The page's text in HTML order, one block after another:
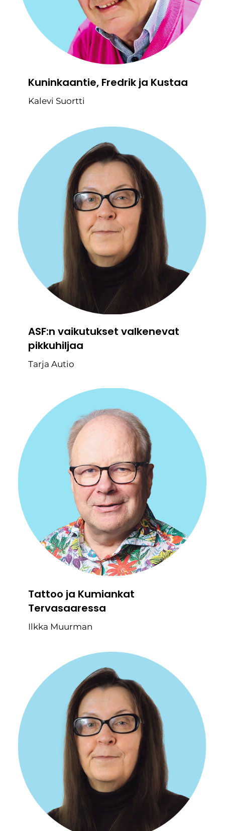
Kuninkaantie, Fredrik ja Kustaa
Kalevi Suortti
ASF:n vaikutukset valkenevat
pikkuhiljaa
Tarja Autio
Tattoo ja Kumiankat
Tervasaaressa
Ilkka Muurman